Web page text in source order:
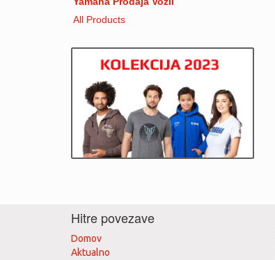
All Products
Hitre povezave
Domov
Aktualno